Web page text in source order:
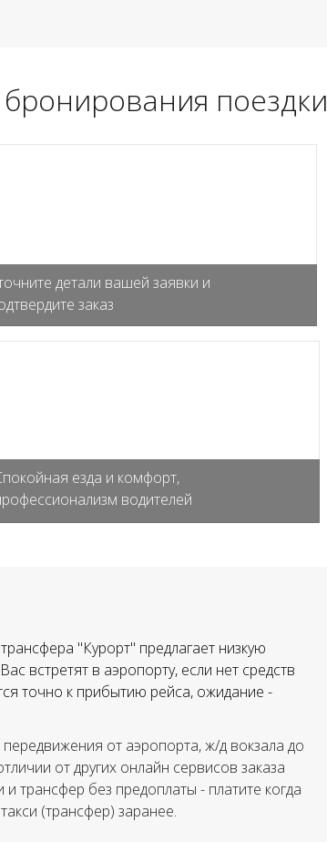
поездки
детали вашей заявки и
заказ
езда и комфорт,
водителей
от аэропорта, ж/д вокзала до
от других онлайн сервисов заказа
трансфер без предоплаты - платите когда
(трансфер) заранее.
"Курорт" предлагает низкую
встретят в аэропорту, если нет средств
точно к прибытию рейса, ожидание -